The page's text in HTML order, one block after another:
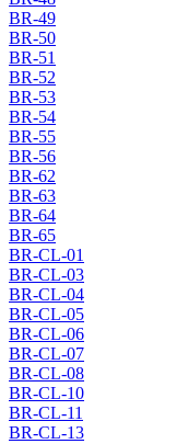
BR-49
BR-50
BR-51
BR-52
BR-53
BR-54
BR-55
BR-56
BR-62
BR-63
BR-64
BR-65
BR-CL-01
BR-CL-03
BR-CL-04
BR-CL-05
BR-CL-06
BR-CL-07
BR-CL-08
BR-CL-10
BR-CL-11
BR-CL-13